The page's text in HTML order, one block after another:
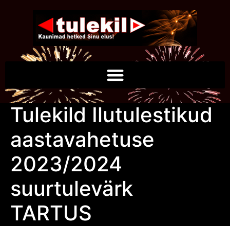
Tulekild Ilutulestikud
aastavahetuse
2023/2024
suurtulevärk
TARTUS